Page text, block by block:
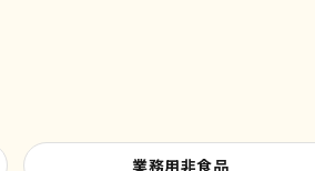
業務用非食品